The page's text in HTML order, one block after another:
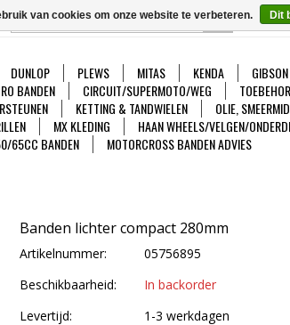
GO
DUNLOP PLEWS MITAS KENDA
GIBSON
BANDEN CIRCUIT/SUPERMOTO/WEG
KETTING & TANDWIELEN
OLIE,
MX KLEDING
HAAN WHEELS/VELGEN/
65CC BANDEN MOTORCROSS BANDEN ADVIES
Banden lichter compact 280mm
Artikelnummer:
05756895
Beschikbaarheid:
In backorder
Levertijd:
1-3 werkdagen
van cookies om onze website te verbeteren. Dit